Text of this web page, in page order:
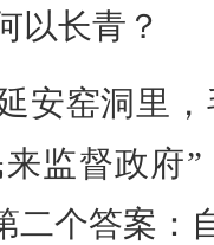
以长青？
安窑洞里
监督政府”
二个答案：